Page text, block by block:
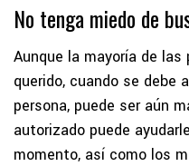
No tenga miedo de
Aunque la mayoría de
querido, cuando se debe
persona, puede ser aún
autorizado puede
momento, así como los